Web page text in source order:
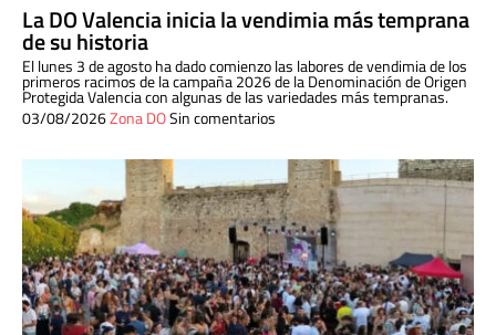
La DO Valencia inicia la vendimia más temprana
de su historia
El lunes 3 de agosto ha dado comienzo las labores de vendimia de los
primeros racimos de la campaña 2026 de la Denominación de Origen
Protegida Valencia con algunas de las variedades más tempranas.
03/08/2026Zona DOSin comentarios